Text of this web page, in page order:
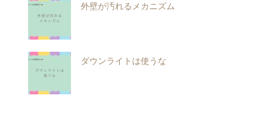
外壁が汚れるメカニズム
ダウンライトは使うな